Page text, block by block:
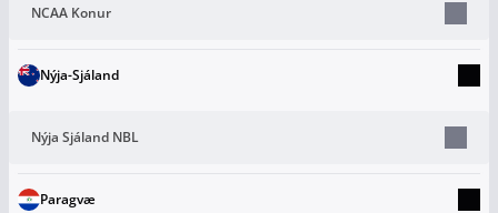
NCAA Konur
Nýja-Sjáland
Nýja Sjáland NBL
Paragvæ